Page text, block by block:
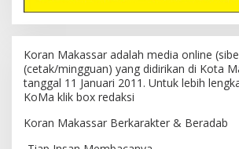
Koran Makassar adalah media online
(cetak/mingguan) yang didirikan di Kota
tanggal 11 Januari 2011. Untuk lebih
KoMa klik box redaksi
Koran Makassar Berkarakter & Beradab